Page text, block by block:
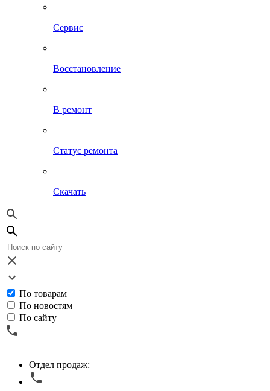
Сервис
Восстановление
В ремонт
Статус ремонта
Скачать
По товарам
По новостям
По сайту
Отдел продаж: